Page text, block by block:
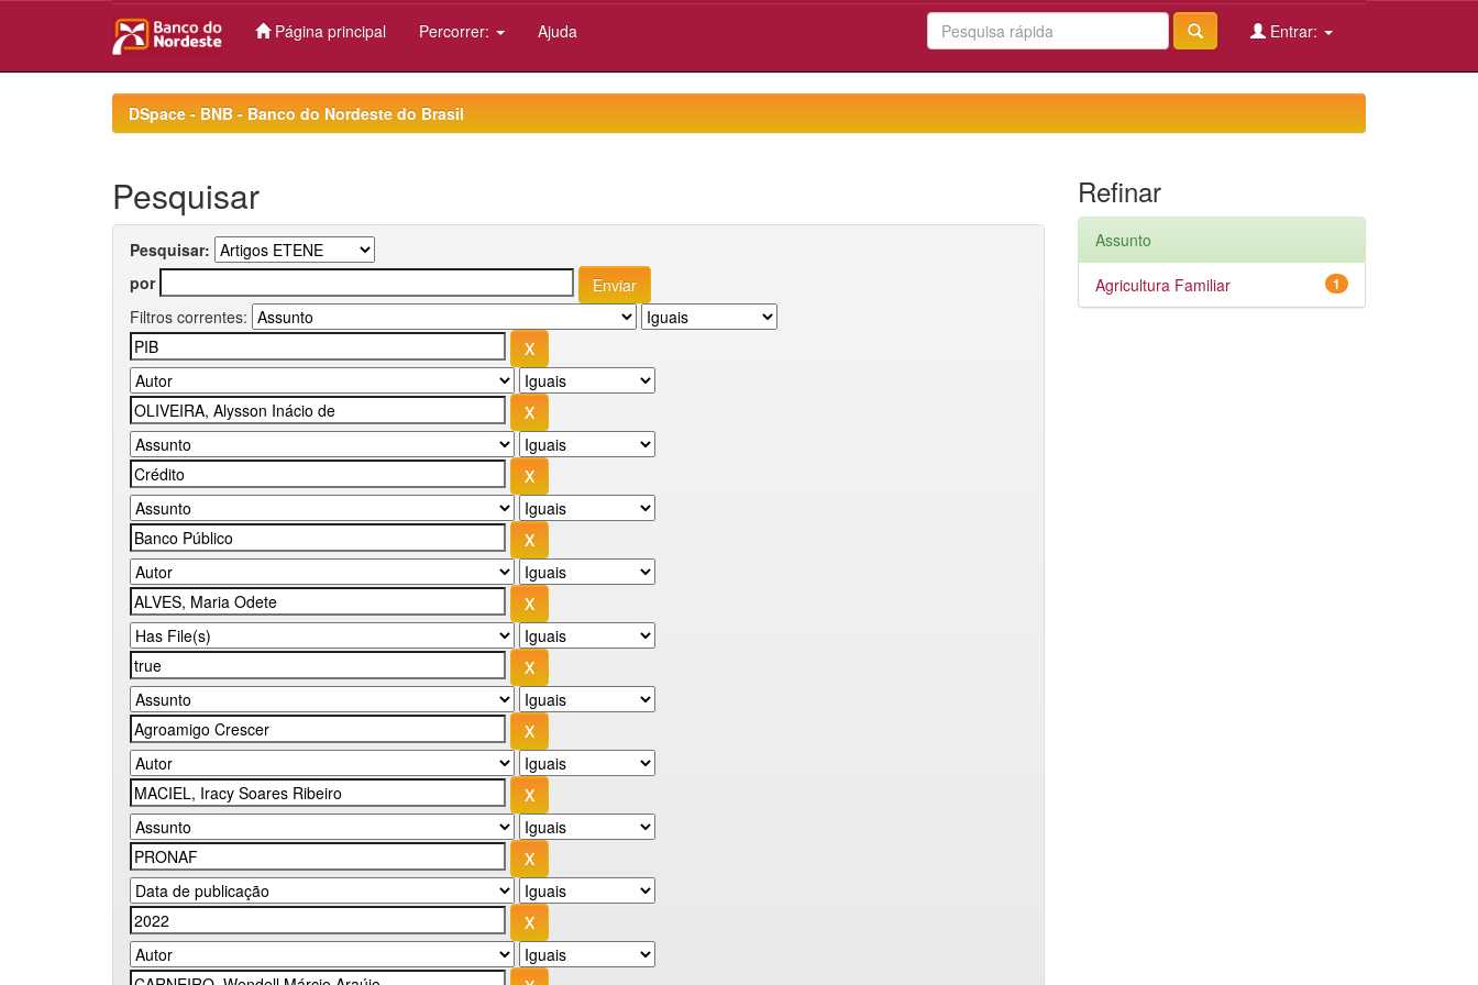
Página principal Percorrer: Ajuda Entrar:
DSpace - BNB - Banco do Nordeste do Brasil
Pesquisar
Pesquisar:
por
Filtros correntes:
Refinar
Assunto
1
Agricultura Familiar